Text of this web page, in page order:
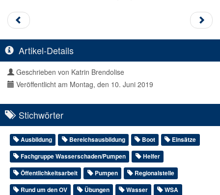
Artikel-Details
Geschrieben von Katrin Brendolise
Veröffentlicht am Montag, den 10. Juni 2019
Stichwörter
Ausbildung Bereichsausbildung Boot
Einsätze
Fachgruppe Wasserschaden/Pumpen
Helfer
Öffentlichkeitsarbeit
Pumpen
Regionalstelle
Rund um den OV
Übungen Wasser WSA